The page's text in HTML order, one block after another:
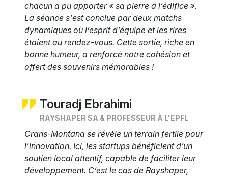
chacun a pu apporter « sa pierre à l’édifice ».
La séance s'est conclue par deux matchs
dynamiques où l’esprit d’équipe et les rires
étaient au rendez-vous. Cette sortie, riche en
bonne humeur, a renforcé notre cohésion et
offert des souvenirs mémorables !
Touradj Ebrahimi
RAYSHAPER SA & PROFESSEUR À L'EPFL
Crans-Montana se révèle un terrain fertile pour
l’innovation. Ici, les startups bénéficient d’un
soutien local attentif, capable de faciliter leur
développement. C’est le cas de Rayshaper,